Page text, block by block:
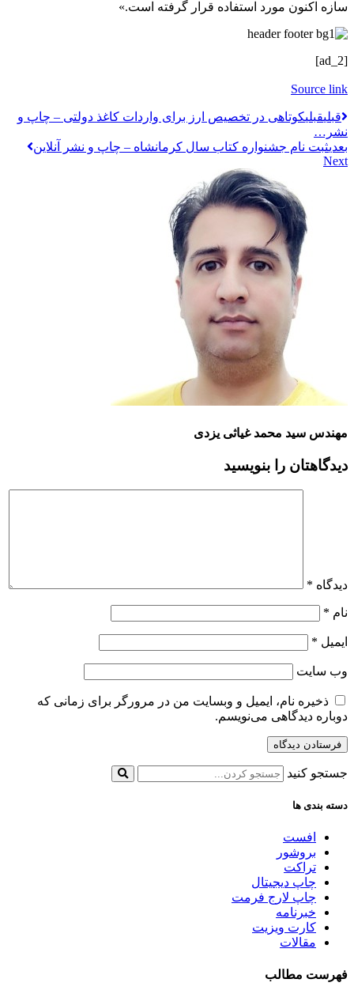
سازه اکنون مورد استفاده قرار گرفته است.»
[ad_2]
Source link
قبليقبلیکوتاهی در تخصیص ارز برای واردات کاغذ دولتی – چاپ و
نشر…
بعدیثبت نام جشنواره کتاب سال کرمانشاه – چاپ و نشر آنلاین
Next
مهندس سید محمد غیاثی یزدی
دیدگاهتان را بنویسید
دیدگاه *
نام *
ایمیل *
وب‌ سایت
ذخیره نام، ایمیل و وبسایت من در مرورگر برای زمانی که
دوباره دیدگاهی می‌نویسم.
جستجو کنید
دسته بندی ها
افست
بروشور
تراکت
چاپ دیجیتال
چاپ لارج فرمت
خبرنامه
کارت ویزیت
مقالات
فهرست مطالب